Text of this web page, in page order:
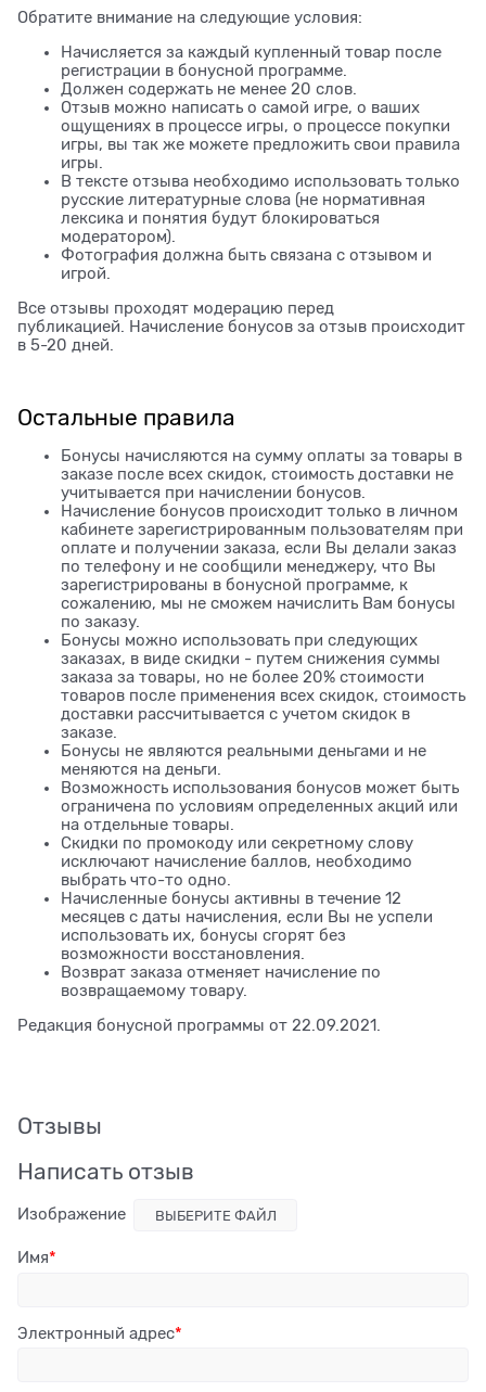
Обратите внимание на следующие условия:
Начисляется за каждый купленный товар после
регистрации в бонусной программе.
Должен содержать не менее 20 слов.
Отзыв можно написать о самой игре, о ваших
ощущениях в процессе игры, о процессе покупки
игры, вы так же можете предложить свои правила
игры.
В тексте отзыва необходимо использовать только
русские литературные слова (не нормативная
лексика и понятия будут блокироваться
модератором).
Фотография должна быть связана с отзывом и
игрой.
Все отзывы проходят модерацию перед
публикацией. Начисление бонусов за отзыв происходит
в 5-20 дней.
Остальные правила
Бонусы начисляются на сумму оплаты за товары в
заказе после всех скидок, стоимость доставки не
учитывается при начислении бонусов.
Начисление бонусов происходит только в личном
кабинете зарегистрированным пользователям при
оплате и получении заказа, если Вы делали заказ
по телефону и не сообщили менеджеру, что Вы
зарегистрированы в бонусной программе, к
сожалению, мы не сможем начислить Вам бонусы
по заказу.
Бонусы можно использовать при следующих
заказах, в виде скидки - путем снижения суммы
заказа за товары, но не более 20% стоимости
товаров после применения всех скидок, стоимость
доставки рассчитывается с учетом скидок в
заказе.
Бонусы не являются реальными деньгами и не
меняются на деньги.
Возможность использования бонусов может быть
ограничена по условиям определенных акций или
на отдельные товары.
Скидки по промокоду или секретному слову
исключают начисление баллов, необходимо
выбрать что-то одно.
Начисленные бонусы активны в течение 12
месяцев с даты начисления, если Вы не успели
использовать их, бонусы сгорят без
возможности восстановления.
Возврат заказа отменяет начисление по
возвращаемому товару.
Редакция бонусной программы от 22.09.2021.
Отзывы
Написать отзыв
Изображение ВЫБЕРИТЕ ФАЙЛ
Имя
Электронный адрес